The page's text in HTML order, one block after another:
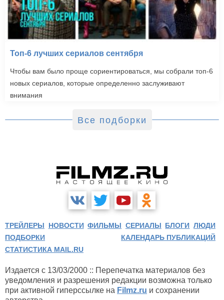
Топ-6 лучших сериалов сентября
Чтобы вам было проще сориентироваться, мы собрали топ-6
новых сериалов, которые определенно заслуживают
внимания
Все подборки
ТРЕЙЛЕРЫ НОВОСТИ ФИЛЬМЫ СЕРИАЛЫ БЛОГИ ЛЮДИ
ПОДБОРКИ
КАЛЕНДАРЬ ПУБЛИКАЦИЙ
СТАТИСТИКА MAIL.RU
Издается с 13/03/2000 :: Перепечатка материалов без
уведомления и разрешения редакции возможна только
при активной гиперссылке на Filmz.ru и сохранении